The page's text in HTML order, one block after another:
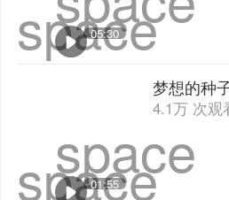
space
05:30
梦想的种
4.1万 次观看